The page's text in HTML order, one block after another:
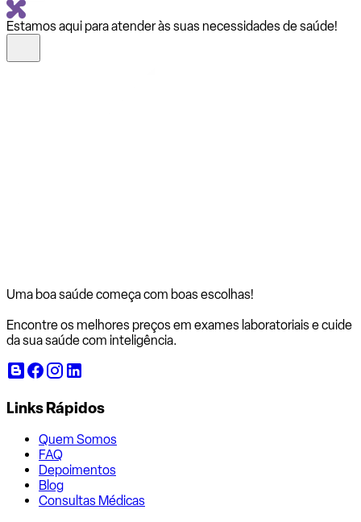
Estamos aqui para atender às suas necessidades de saúde!
Uma boa saúde começa com boas escolhas!
Encontre os melhores preços em exames laboratoriais e cuide
da sua saúde com inteligência.
Links Rápidos
Quem Somos
FAQ
Depoimentos
Blog
Consultas Médicas